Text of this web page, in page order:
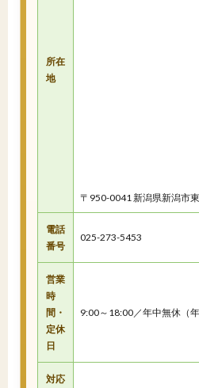
所在
地
〒950-0041 新潟県新潟市
電話
番号
025-273-5453
営業
時
間・
定休
日
9:00～18:00／年中無休（
対応